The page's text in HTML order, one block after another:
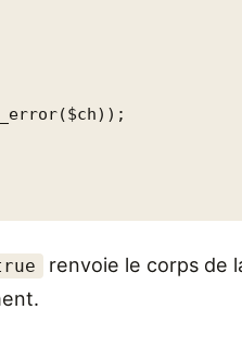
renvoie le corps de